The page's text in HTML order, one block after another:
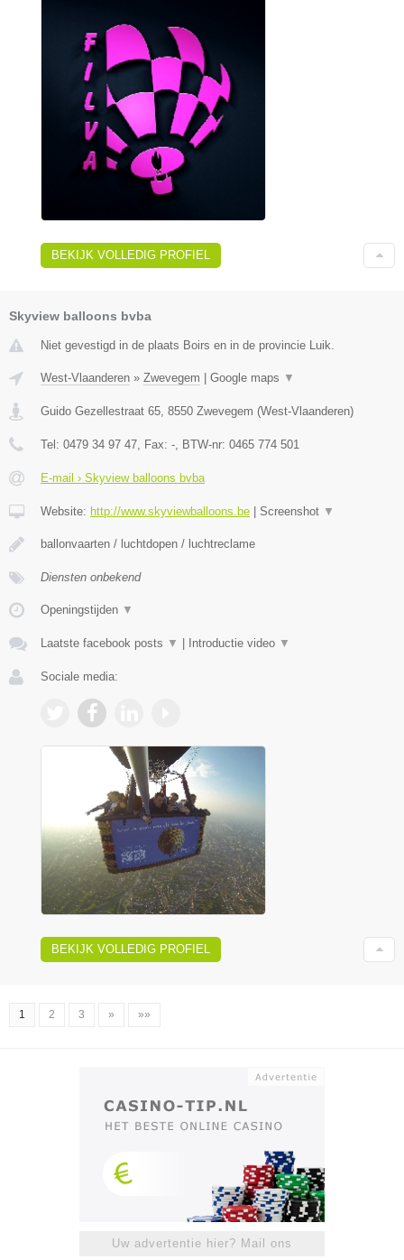
BEKIJK VOLLEDIG PROFIEL
Skyview balloons bvba
Niet gevestigd in de plaats Boirs en in de provincie Luik.
West-Vlaanderen » Zwevegem Google maps ▼
Guido Gezellestraat 65, 8550 Zwevegem (West-Vlaanderen)
Tel: 0479 34 97 47, Fax: -, BTW-nr: 0465 774 501
E-mail › Skyview balloons bvba
Website: http://www.skyviewballoons.be Screenshot ▼
ballonvaarten / luchtdopen / luchtreclame
Diensten onbekend
Openingstijden ▼
Laatste facebook posts ▼ Introductie video ▼
Sociale media:
BEKIJK VOLLEDIG PROFIEL
1 2 3 » »»
Uw advertentie hier? Mail ons